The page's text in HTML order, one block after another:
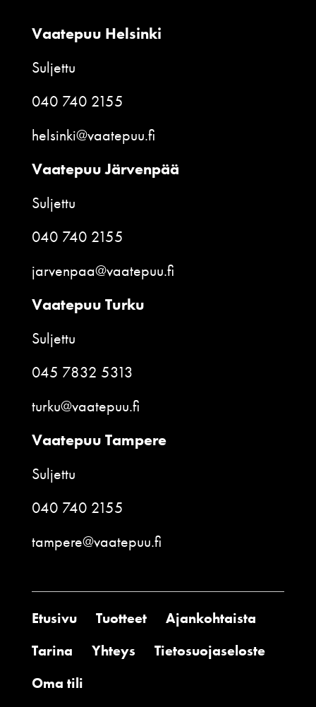
Vaatepuu Helsinki
Suljettu
040 740 2155
helsinki@vaatepuu.fi
Vaatepuu Järvenpää
Suljettu
040 740 2155
jarvenpaa@vaatepuu.fi
Vaatepuu Turku
Suljettu
045 7832 5313
turku@vaatepuu.fi
Vaatepuu Tampere
Suljettu
040 740 2155
tampere@vaatepuu.fi
Etusivu Tuotteet
Ajankohtaista
Tarina
Yhteys
Tietosuojaseloste
Oma tili